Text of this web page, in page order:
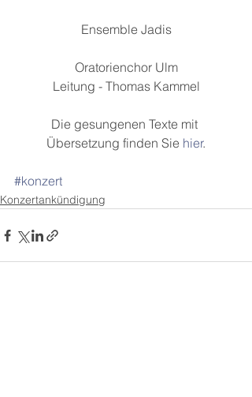
Ensemble Jadis
Oratorienchor Ulm
Leitung - Thomas Kammel
Die gesungenen Texte mit
Übersetzung finden Sie hier.
#konzert
Konzertankündigung